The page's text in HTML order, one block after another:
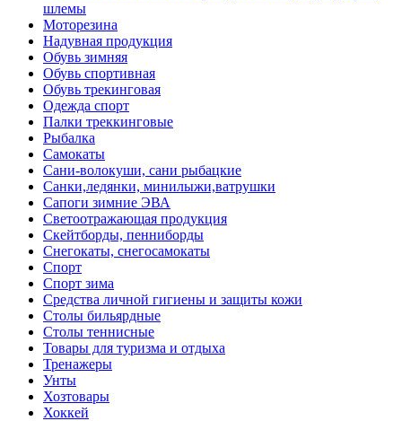
шлемы
Моторезина
Надувная продукция
Обувь зимняя
Обувь спортивная
Обувь трекинговая
Одежда спорт
Палки треккинговые
Рыбалка
Самокаты
Сани-волокуши, сани рыбацкие
Санки,ледянки, минилыжи,ватрушки
Сапоги зимние ЭВА
Светоотражающая продукция
Скейтборды, пенниборды
Снегокаты, снегосамокаты
Спорт
Спорт зима
Средства личной гигиены и защиты кожи
Столы бильярдные
Столы теннисные
Товары для туризма и отдыха
Тренажеры
Унты
Хозтовары
Хоккей